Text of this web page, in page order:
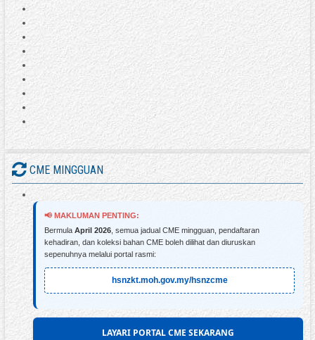
CME MINGGUAN
📢 MAKLUMAN PENTING:
Bermula April 2026 , semua jadual CME mingguan, pendaftaran
kehadiran, dan koleksi bahan CME boleh dilihat dan diuruskan
sepenuhnya melalui portal rasmi:
hsnzkt.moh.gov.my/hsnzcme
LAYARI PORTAL CME SEKARANG